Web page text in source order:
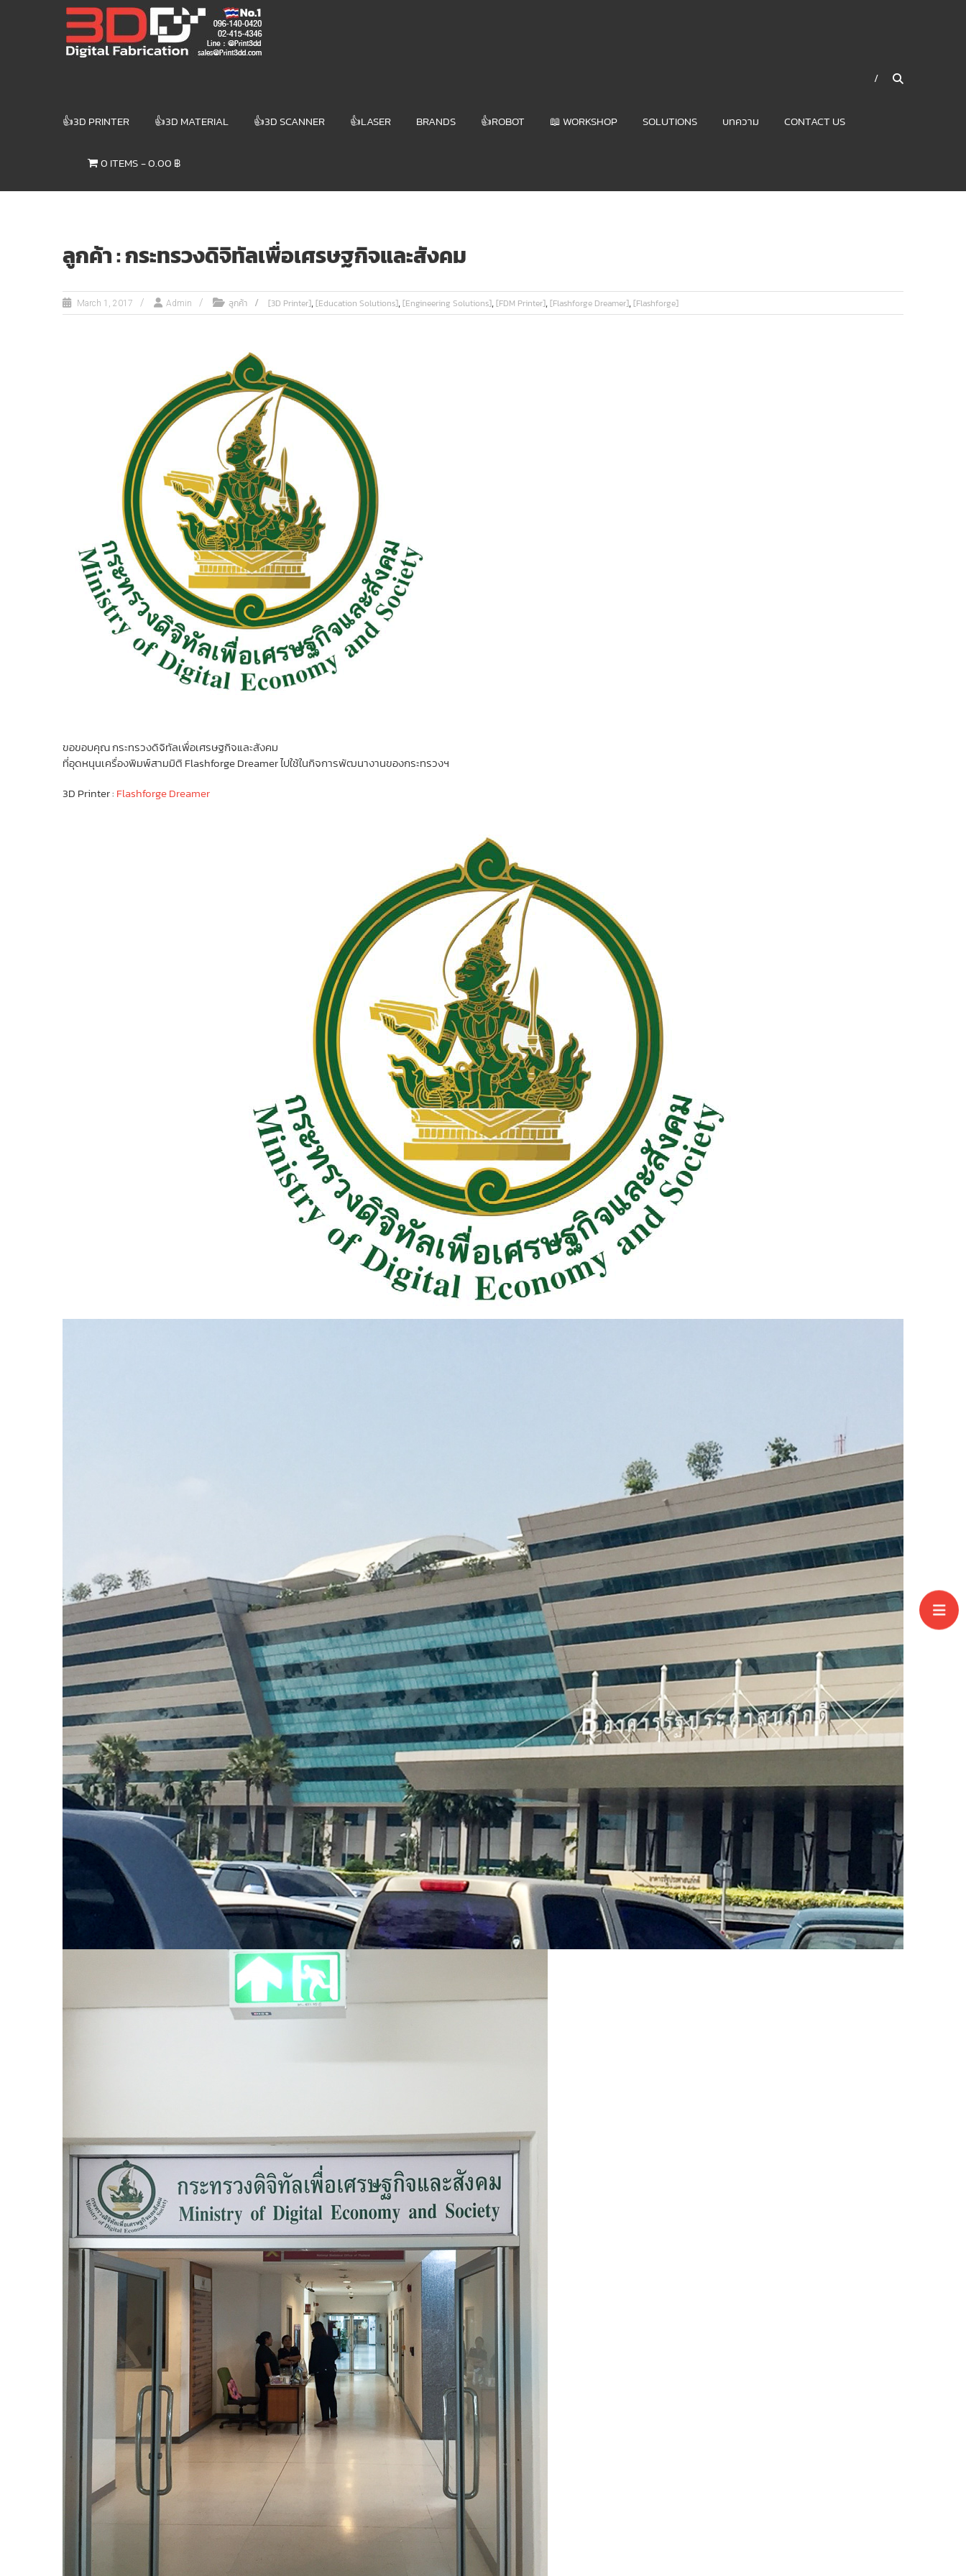
3DD DIGITAL
FABRICATION
3D Printer |
👍3D PRINTER 👍3D MATERIAL 👍3D SCANNER 👍LASER BRANDS 👍ROBOT 📖 WORKSHOP SOLUTIONS บทความ CONTACT US
0 ITEMS 0.00 ฿
ลูกค้า : กระทรวงดิจิทัลเพื่อเศรษฐกิจและสังคม
March 1, 2017 Admin ลูกค้า [3D Printer],[Education Solutions],[Engineering Solutions],[FDM Printer],[Flashforge Dreamer],[Flashforge]
ขอขอบคุณ กระทรวงดิจิทัลเพื่อเศรษฐกิจและสังคม
ที่อุดหนุนเครื่องพิมพ์สามมิติ Flashforge Dreamer ไปใช้ในกิจการพัฒนางานของกระทรวงฯ
3D Printer : Flashforge Dreamer